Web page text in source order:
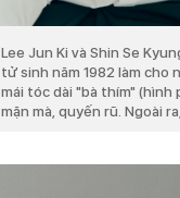
Lee Jun Ki và Shin Se
tử sinh năm 1982 làm cho
mái tóc dài "bà thím" (hình
mặn mà, quyến rũ. Ngoài